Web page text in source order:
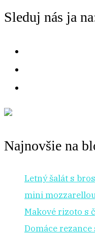
o
na:
Sleduj nás ja
Najnovšie na
Letný šalát s
mini
Makové rizoto s
Domáce